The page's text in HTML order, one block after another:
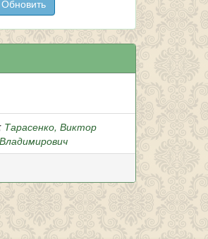
Тарасенко, Виктор